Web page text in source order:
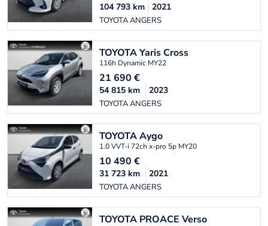
TOYOTA ANGERS
104 793 km 2021
TOYOTAYaris Cross
116h Dynamic MY22
21 690 €
TOYOTA ANGERS
54 815 km 2023
TOYOTAAygo
1.0 VVT-i 72ch x-pro 5p MY20
10 490 €
TOYOTA ANGERS
31 723 km 2021
TOYOTA PROACE Verso